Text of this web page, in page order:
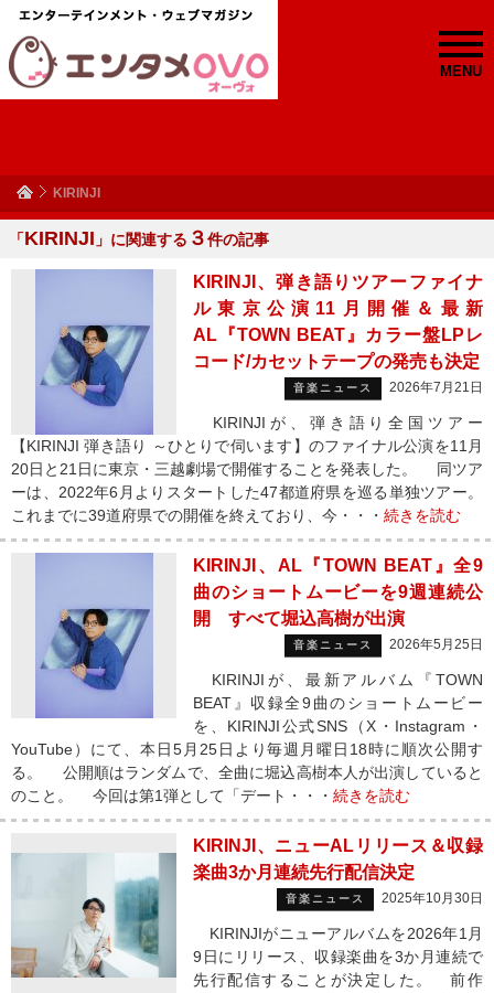
MENU
KIRINJI
「KIRINJI 」に関連する ３件の記事
KIRINJI、弾き語りツアーファイナ
ル東京公演11月開催＆最新
AL『TOWN BEAT』カラー盤LPレ
コード/カセットテープの発売も決定
音楽ニュース 2026年7月21日
KIRINJIが、弾き語り全国ツアー
【KIRINJI 弾き語り ～ひとりで伺います】のファイナル公演を11月
20日と21日に東京・三越劇場で開催することを発表した。 同ツア
ーは、2022年6月よりスタートした47都道府県を巡る単独ツアー。
これまでに39道府県での開催を終えており、今・・・ 続きを読む
KIRINJI、AL『TOWN BEAT』全9
曲のショートムービーを9週連続公
開 すべて堀込高樹が出演
音楽ニュース 2026年5月25日
KIRINJIが、最新アルバム『TOWN
BEAT』収録全9曲のショートムービー
を、KIRINJI公式SNS（X・Instagram・
YouTube）にて、本日5月25日より毎週月曜日18時に順次公開す
る。 公開順はランダムで、全曲に堀込高樹本人が出演していると
のこと。 今回は第1弾として「デート・・・ 続きを読む
KIRINJI、ニューALリリース＆収録
楽曲3か月連続先行配信決定
音楽ニュース 2025年10月30日
KIRINJIがニューアルバムを2026年1月
9日にリリース、収録楽曲を3か月連続で
先行配信することが決定した。 前作